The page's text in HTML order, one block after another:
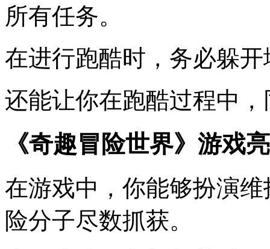
所有任务。
在进行跑酷时，务必躲
还能让你在跑酷过程中
《奇趣冒险世界》游戏
在游戏中，你能够扮演
险分子尽数抓获。